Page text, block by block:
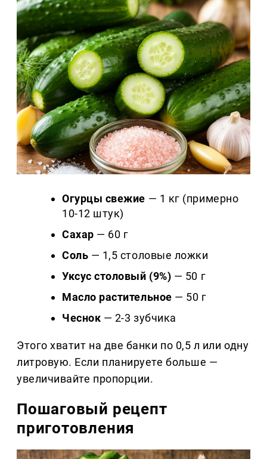
Огурцы свежие — 1 кг (примерно
10-12 штук)
Сахар — 60 г
Соль — 1,5 столовые ложки
Уксус столовый (9%) — 50 г
Масло растительное — 50 г
Чеснок — 2-3 зубчика
Этого хватит на две банки по 0,5 л или одну
литровую. Если планируете больше —
увеличивайте пропорции.
Пошаговый рецепт
приготовления